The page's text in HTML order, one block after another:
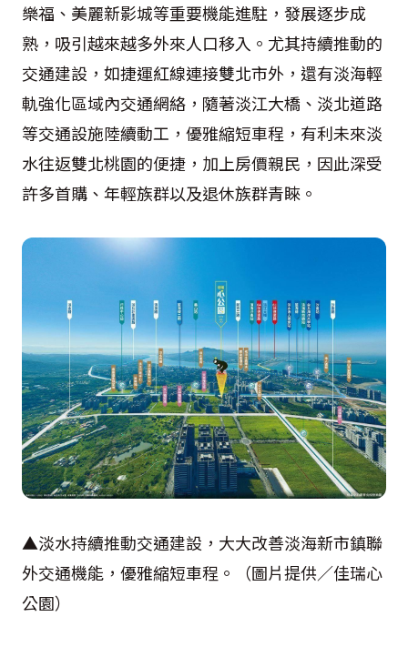
樂福、美麗新影城等重要機能進駐，發展逐步成
熟，吸引越來越多外來人口移入。尤其持續推動的
交通建設，如捷運紅線連接雙北市外，還有淡海輕
軌強化區域內交通網絡，隨著淡江大橋、淡北道路
等交通設施陸續動工，優雅縮短車程，有利未來淡
水往返雙北桃園的便捷，加上房價親民，因此深受
許多首購、年輕族群以及退休族群青睞。
▲淡水持續推動交通建設，大大改善淡海新市鎮聯
外交通機能，優雅縮短車程。（圖片提供／佳瑞心
公園）